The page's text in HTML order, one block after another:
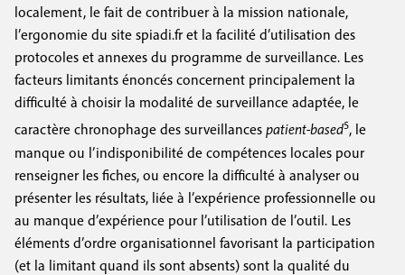
localement, le fait de contribuer à la mission nationale,
l’ergonomie du site spiadi.fr et la facilité d’utilisation des
protocoles et annexes du programme de surveillance. Les
facteurs limitants énoncés concernent principalement la
difficulté à choisir la modalité de surveillance adaptée, le
caractère chronophage des surveillances patient-based5, le
manque ou l’indisponibilité de compétences locales pour
renseigner les fiches, ou encore la difficulté à analyser ou
présenter les résultats, liée à l’expérience professionnelle ou
au manque d’expérience pour l’utilisation de l’outil. Les
éléments d’ordre organisationnel favorisant la participation
(et la limitant quand ils sont absents) sont la qualité du